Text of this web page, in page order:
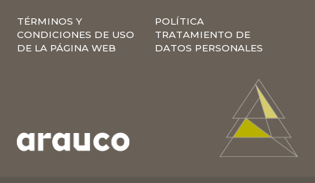
TÉRMINOS Y
CONDICIONES DE USO
DE LA PÁGINA WEB
POLÍTICA
TRATAMIENTO DE
DATOS PERSONALES